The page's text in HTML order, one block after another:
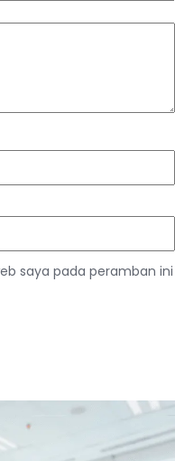
saya pada peramban ini